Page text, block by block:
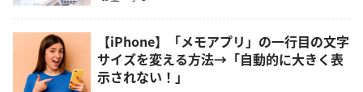
【iPhone】「メモアプリ」の一行目の文字
サイズを変える方法→「自動的に大きく表
示されない！」